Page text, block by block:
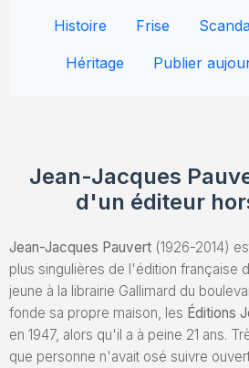
Histoire Frise
Héritage Publier
Jean-Jacques
d'un éditeur
Jean-Jacques Pauvert (1926-2014)
plus singulières de l'édition française
jeune à la librairie Gallimard du
fonde sa propre maison, les Éditions
en 1947, alors qu'il a à peine 21 ans.
que personne n'avait osé suivre